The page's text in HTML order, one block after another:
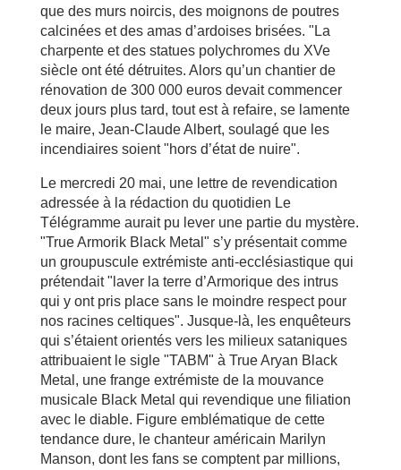
que des murs noircis, des moignons de poutres
calcinées et des amas d’ardoises brisées. "La
charpente et des statues polychromes du XVe
siècle ont été détruites. Alors qu’un chantier de
rénovation de 300 000 euros devait commencer
deux jours plus tard, tout est à refaire, se lamente
le maire, Jean-Claude Albert, soulagé que les
incendiaires soient "hors d’état de nuire".
Le mercredi 20 mai, une lettre de revendication
adressée à la rédaction du quotidien Le
Télégramme aurait pu lever une partie du mystère.
"True Armorik Black Metal" s’y présentait comme
un groupuscule extrémiste anti-ecclésiastique qui
prétendait "laver la terre d’Armorique des intrus
qui y ont pris place sans le moindre respect pour
nos racines celtiques". Jusque-là, les enquêteurs
qui s’étaient orientés vers les milieux sataniques
attribuaient le sigle "TABM" à True Aryan Black
Metal, une frange extrémiste de la mouvance
musicale Black Metal qui revendique une filiation
avec le diable. Figure emblématique de cette
tendance dure, le chanteur américain Marilyn
Manson, dont les fans se comptent par millions,